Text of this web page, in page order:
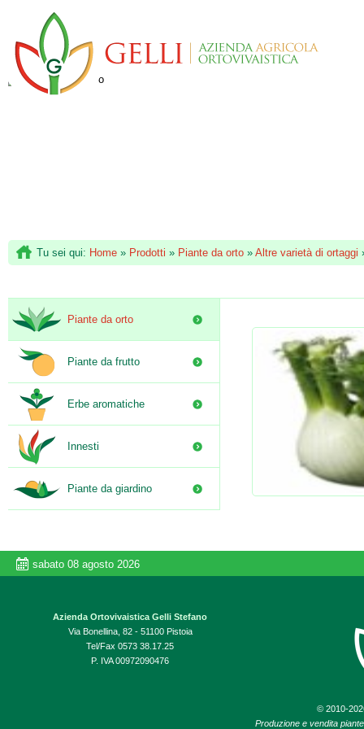
Tu sei qui: Home » Prodotti » Piante da orto » Altre varietà di ortaggi
Piante da orto
Piante da frutto
Erbe aromatiche
Innesti
Piante da giardino
sabato 08 agosto 2026
Azienda Ortovivaistica Gelli Stefano
Via Bonellina, 82 - 51100 Pistoia
Tel/Fax 0573 38.17.25
P. IVA 00972090476
© 2010-
Produzione e vendita